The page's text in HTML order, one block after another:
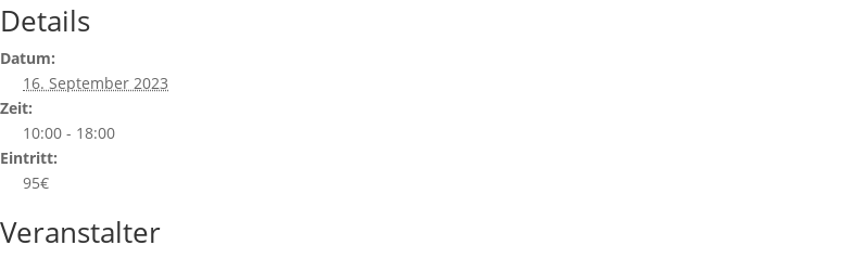
Details
Datum:
16. September 2023
Zeit:
10:00 - 18:00
Eintritt:
95€
Veranstalter